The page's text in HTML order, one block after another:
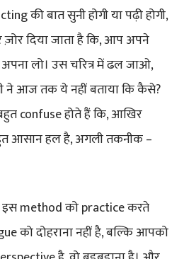
की बात सुनी होगी या पढ़ी होगी,
ज़ोर दिया जाता है कि, आप अपने
अपना लो। उस चरित्र में ढल जाओ,
आज तक ये नहीं बताया कि कैसे?
confuse होते हैं कि, आखिर
आसान हल है, अगली तकनीक –
इस method को practice करते
को दोहराना नहीं है, बल्कि आपको